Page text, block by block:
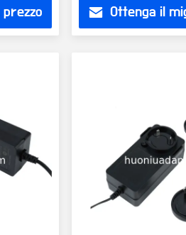
Ottenga il